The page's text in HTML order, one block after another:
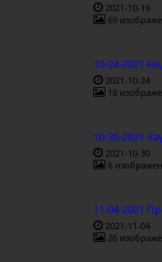
2021-10-19
69
10-24-2021
2021-10-24
18
10-30-2021
2021-10-30
6
11-04-2021
2021-11-04
26